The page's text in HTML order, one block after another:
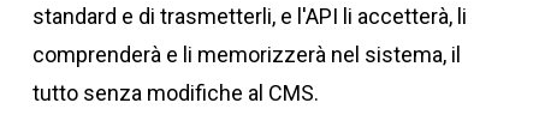
standard e di trasmetterli, e l'API li accetterà, li
comprenderà e li memorizzerà nel sistema, il
tutto senza modifiche al CMS.